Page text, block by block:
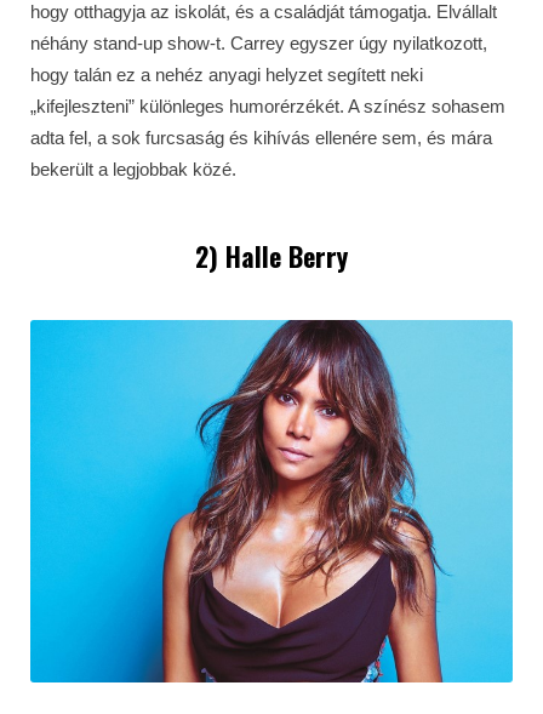
hogy otthagyja az iskolát, és a családját támogatja. Elvállalt
néhány stand-up show-t. Carrey egyszer úgy nyilatkozott,
hogy talán ez a nehéz anyagi helyzet segített neki
„kifejleszteni” különleges humorérzékét. A színész sohasem
adta fel, a sok furcsaság és kihívás ellenére sem, és mára
bekerült a legjobbak közé.
2) Halle Berry